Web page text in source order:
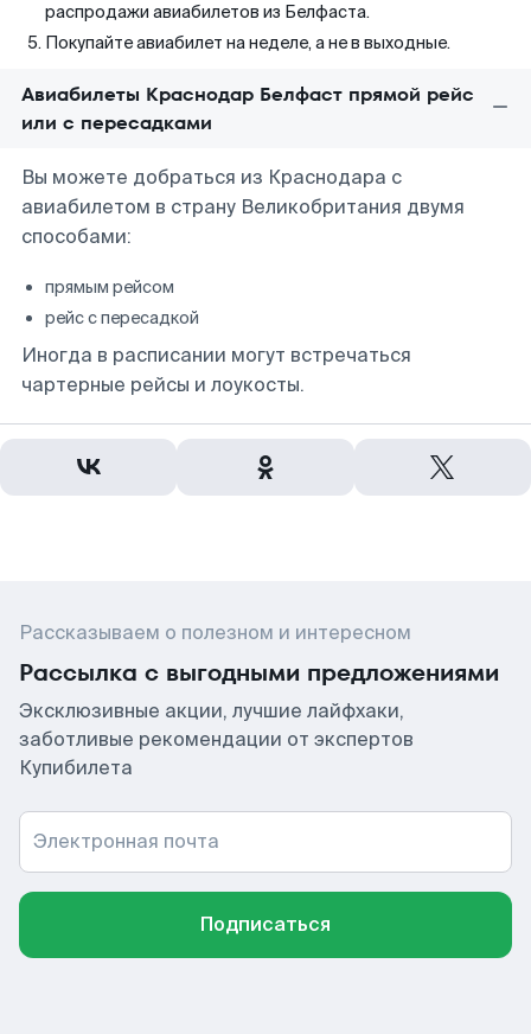
распродажи авиабилетов из Белфаста.
Покупайте авиабилет на неделе, а не в выходные.
Авиабилеты Краснодар Белфаст прямой рейс
или с пересадками
Вы можете добраться из Краснодара с
авиабилетом в страну Великобритания двумя
способами:
прямым рейсом
рейс с пересадкой
Иногда в расписании могут встречаться
чартерные рейсы и лоукосты.
Рассказываем о полезном и интересном
Рассылка с выгодными предложениями
Эксклюзивные акции, лучшие лайфхаки,
заботливые рекомендации от экспертов
Купибилета
Электронная почта
Подписаться